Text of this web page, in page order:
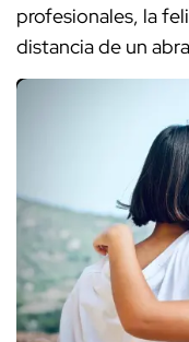
profesionales, la
distancia de un